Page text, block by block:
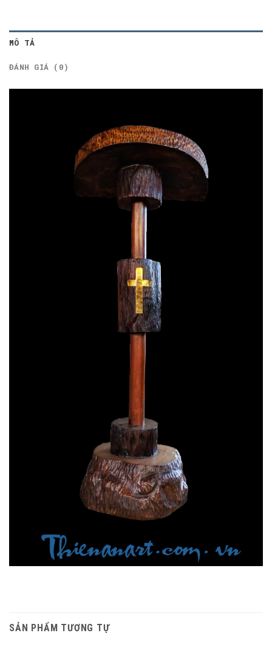
MÔ TẢ
ĐÁNH GIÁ (0)
SẢN PHẨM TƯƠNG TỰ